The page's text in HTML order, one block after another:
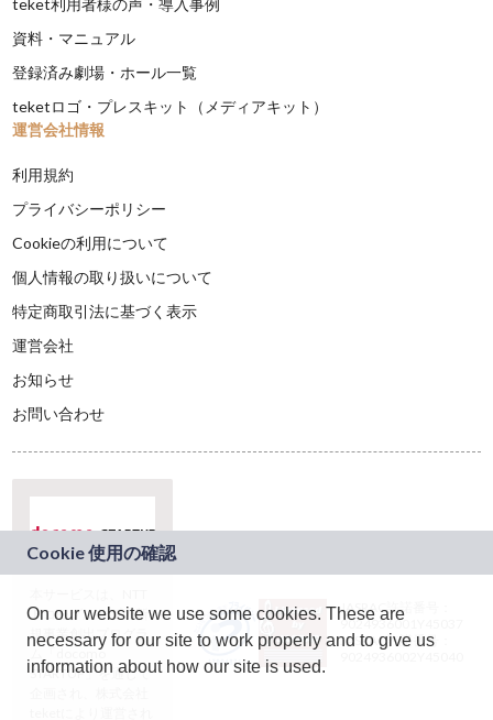
teket利用者様の声・導入事例
資料・マニュアル
登録済み劇場・ホール一覧
teketロゴ・プレスキット（メディアキット）
運営会社情報
利用規約
プライバシーポリシー
Cookieの利用について
個人情報の取り扱いについて
特定商取引法に基づく表示
運営会社
お知らせ
お問い合わせ
ドコモグループの新
規事業創出プログラ
ム「docomo
STARTUP」を通じて
JASRAC許諾番号：
9024936001Y45037
JASRAC許諾番号：
On our website we use some cookies. These are
necessary for our site to work properly and to give us
information about how our site is used.